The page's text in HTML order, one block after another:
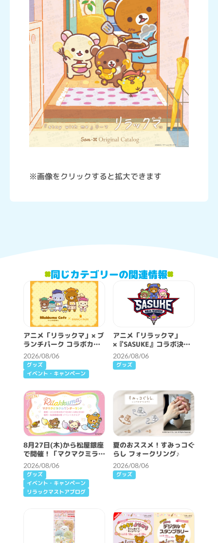
※画像をクリックすると拡大できます
同じカテゴリーの関連情報
アニメ「リラックマ」× ブ
ランチパーク コラボカフ
ェ開催決定！
2026/08/06
グッズ
イベント・キャンペーン
アニメ「リラックマ」
×『SASUKE』コラボ決
定！
2026/08/06
グッズ
8月27日(木)から松屋銀座
で開催！「マクマクミラク
ルワンダーランド」詳細情
報♪
2026/08/06
グッズ
イベント・キャンペーン
リラックマストアブログ
夏のおススメ！すみっコぐ
らし フォークリング♪
2026/08/06
グッズ